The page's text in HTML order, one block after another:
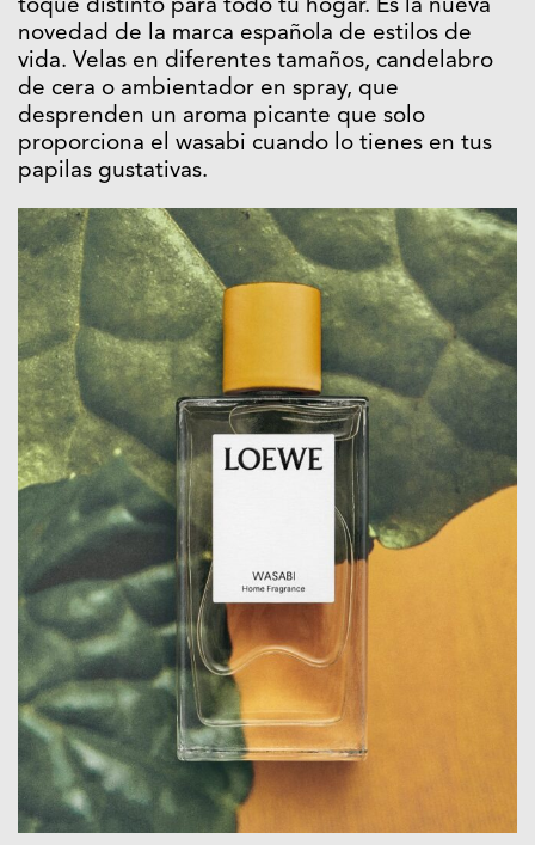
toque distinto para todo tu hogar. Es la nueva
novedad de la marca española de estilos de
vida. Velas en diferentes tamaños, candelabro
de cera o ambientador en spray, que
desprenden un aroma picante que solo
proporciona el wasabi cuando lo tienes en tus
papilas gustativas.